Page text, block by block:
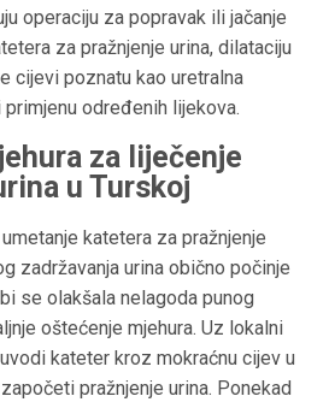
operaciju za popravak ili jačanje
za pražnjenje urina, dilataciju
cijevi poznatu kao uretralna
određenih lijekova.
za liječenje
u Turskoj
katetera za pražnjenje
zadržavanja urina obično počinje
se olakšala nelagoda punog
oštećenje mjehura. Uz lokalni
kateter kroz mokraćnu cijev u
pražnjenje urina. Ponekad